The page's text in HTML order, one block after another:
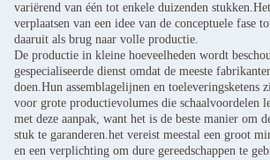
variërend van één tot enkele duizenden
verplaatsen van een idee van de conceptuele fase
daaruit als brug naar volle productie.
De productie in kleine hoeveelheden wordt
gespecialiseerde dienst omdat de meeste
doen.Hun assemblagelijnen en toeleveringsketens
voor grote productievolumes die schaalvoordelen
met deze aanpak, want het is de beste manier om
stuk te garanderen.het vereist meestal een groot
en een verplichting om dure gereedschappen te